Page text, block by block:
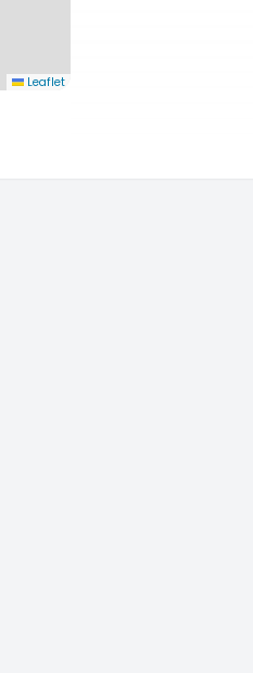
Leaflet